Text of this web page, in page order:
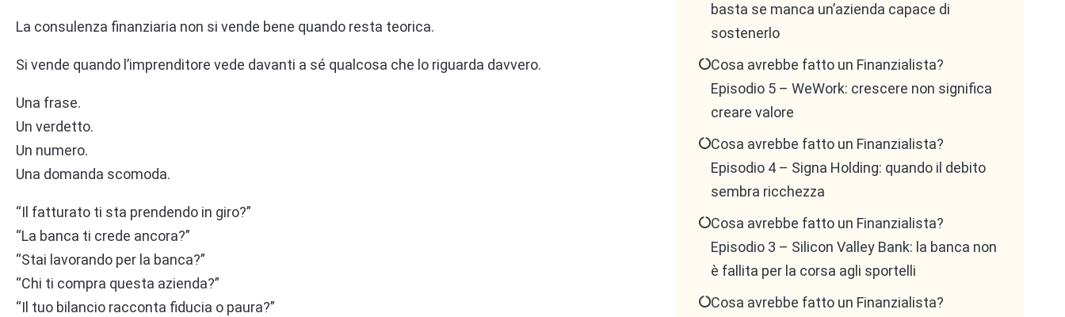
La consulenza finanziaria non si vende bene quando resta teorica.
Si vende quando l’imprenditore vede davanti a sé qualcosa che lo riguarda davvero.
Una frase.
Un verdetto.
Un numero.
Una domanda scomoda.
“Il fatturato ti sta prendendo in giro?”
“La banca ti crede ancora?”
“Stai lavorando per la banca?”
“Chi ti compra questa azienda?”
“Il tuo bilancio racconta fiducia o paura?”
basta se manca un’azienda capace di
sostenerlo
Cosa avrebbe fatto un Finanzialista?
Episodio 5 – WeWork: crescere non significa
creare valore
Cosa avrebbe fatto un Finanzialista?
Episodio 4 – Signa Holding: quando il debito
sembra ricchezza
Cosa avrebbe fatto un Finanzialista?
Episodio 3 – Silicon Valley Bank: la banca non
è fallita per la corsa agli sportelli
Cosa avrebbe fatto un Finanzialista?